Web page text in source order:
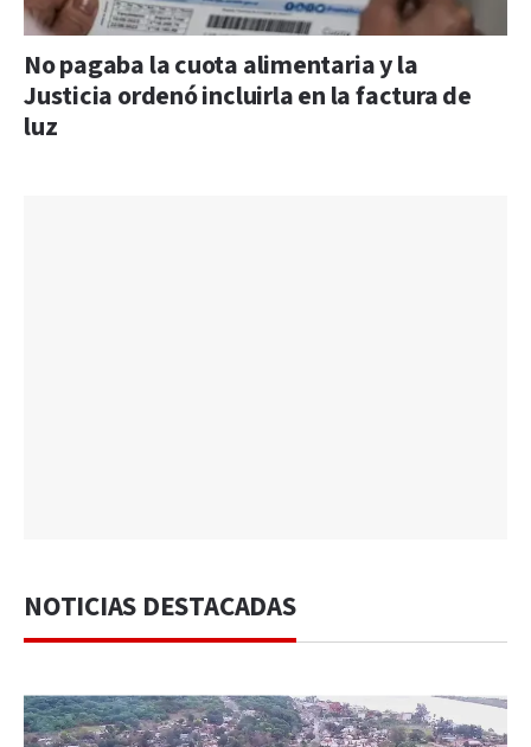
No pagaba la cuota alimentaria y la
Justicia ordenó incluirla en la factura de
luz
NOTICIAS DESTACADAS